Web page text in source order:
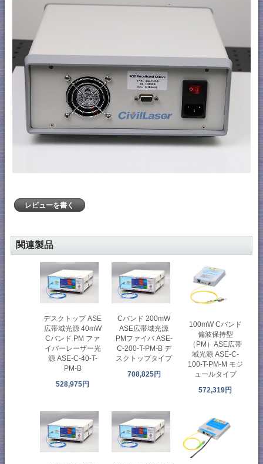
レビューを書く
関連製品
デスクトップ ASE
広帯域光源 40mW
Cバンド PM ファ
イバーレーザー光
源 ASE-C-40-T-
PM-B
528,975円
Cバンド 200mW
ASE広帯域光源
PMファイバ ASE-
C-200-T-PM-B デ
スクトップタイプ
708,825円
100mW Cバンド
偏波保持型
（PM）ASE広帯
域光源 ASE-C-
100-T-PM-M モジ
ュールタイプ
572,319円